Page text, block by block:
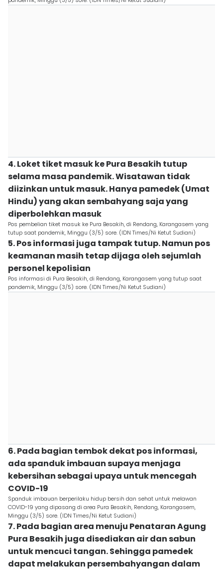
4. Loket tiket masuk ke Pura Besakih tutup
selama masa pandemik. Wisatawan tidak
diizinkan untuk masuk. Hanya pamedek (Umat
Hindu) yang akan sembahyang saja yang
diperbolehkan masuk
Pos pembelian tiket masuk ke Pura Besakih, di Rendang, Karangasem yang
tutup saat pandemik, Minggu (3/5) sore. (IDN Times/Ni Ketut Sudiani)
5. Pos informasi juga tampak tutup. Namun pos
keamanan masih tetap dijaga oleh sejumlah
personel kepolisian
Pos informasi di Pura Besakih, di Rendang, Karangasem yang tutup saat
pandemik, Minggu (3/5) sore. (IDN Times/Ni Ketut Sudiani)
6. Pada bagian tembok dekat pos informasi,
ada spanduk imbauan supaya menjaga
kebersihan sebagai upaya untuk mencegah
COVID-19
Spanduk imbauan berperilaku hidup bersih dan sehat untuk melawan
COVID-19 yang dipasang di area Pura Besakih, Rendang, Karangasem,
Minggu (3/5) sore. (IDN Times/Ni Ketut Sudiani)
7. Pada bagian area menuju Penataran Agung
Pura Besakih juga disediakan air dan sabun
untuk mencuci tangan. Sehingga pamedek
dapat melakukan persembahyangan dalam